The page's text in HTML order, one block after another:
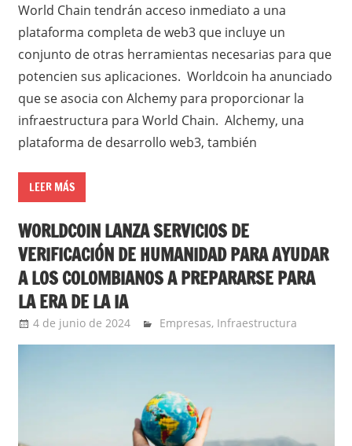
World Chain tendrán acceso inmediato a una
plataforma completa de web3 que incluye un
conjunto de otras herramientas necesarias para que
potencien sus aplicaciones. Worldcoin ha anunciado
que se asocia con Alchemy para proporcionar la
infraestructura para World Chain. Alchemy, una
plataforma de desarrollo web3, también
LEER MÁS
WORLDCOIN LANZA SERVICIOS DE
VERIFICACIÓN DE HUMANIDAD PARA AYUDAR
A LOS COLOMBIANOS A PREPARARSE PARA
LA ERA DE LA IA
4 de junio de 2024 Ernesto Herrera
Empresas, Infraestructura